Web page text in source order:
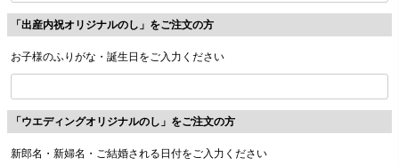
「出産内祝オリジナルのし」をご注文の方
お子様のふりがな・誕生日をご入力ください
「ウエディングオリジナルのし」をご注文の方
新郎名・新婦名・ご結婚される日付をご入力ください